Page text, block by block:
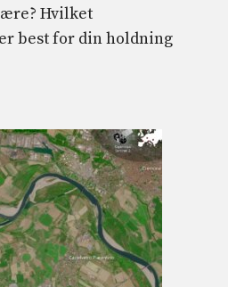
Hvilket
best for din holdning